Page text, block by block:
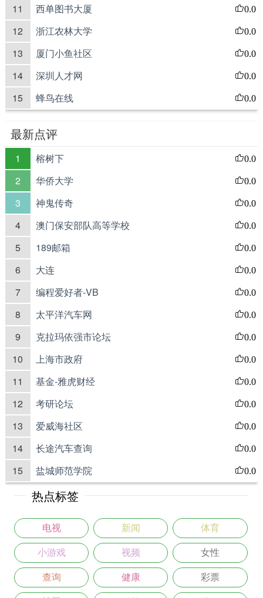
11 西单图书大厦 0.0
12 浙江农林大学 0.0
13 厦门小鱼社区 0.0
14 深圳人才网 0.0
15 蜂鸟在线 0.0
最新点评
1 榕树下 0.0
2 华侨大学 0.0
3 神鬼传奇 0.0
4 澳门保安部队高等学校 0.0
5 189邮箱 0.0
6 大连 0.0
7 编程爱好者-VB 0.0
8 太平洋汽车网 0.0
9 克拉玛依强市论坛 0.0
10 上海市政府 0.0
11 基金-雅虎财经 0.0
12 考研论坛 0.0
13 爱威海社区 0.0
14 长途汽车查询 0.0
15 盐城师范学院 0.0
热点标签
电视 新闻 体育
小游戏 视频 女性
查询 健康 彩票